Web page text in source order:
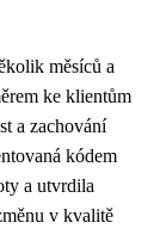
měsíců a
ke klientům
a zachování
kódem
a utvrdila
v kvalitě